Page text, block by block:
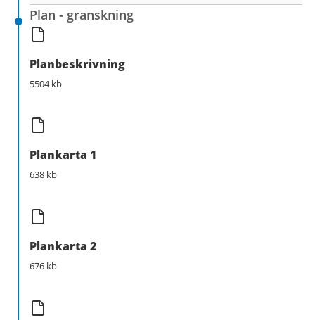
Plan - granskning
Planbeskrivning
5504 kb
Plankarta 1
638 kb
Plankarta 2
676 kb